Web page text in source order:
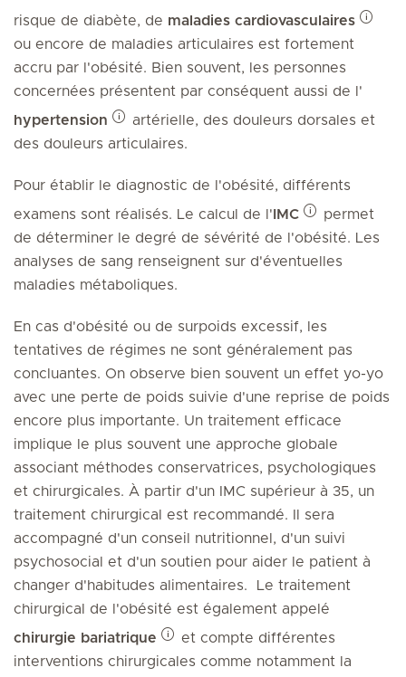
risque de diabète, de maladies cardiovasculaires
ou encore de maladies articulaires est fortement
accru par l'obésité. Bien souvent, les personnes
concernées présentent par conséquent aussi de l'
hypertension
artérielle, des douleurs dorsales et
des douleurs articulaires.
Pour établir le diagnostic de l'obésité, différents
examens sont réalisés. Le calcul de l' IMC
permet
de déterminer le degré de sévérité de l'obésité. Les
analyses de sang renseignent sur d'éventuelles
maladies métaboliques.
En cas d'obésité ou de surpoids excessif, les
tentatives de régimes ne sont généralement pas
concluantes. On observe bien souvent un effet yo-yo
avec une perte de poids suivie d'une reprise de poids
encore plus importante. Un traitement efficace
implique le plus souvent une approche globale
associant méthodes conservatrices, psychologiques
et chirurgicales. À partir d'un IMC supérieur à 35, un
traitement chirurgical est recommandé. Il sera
accompagné d'un conseil nutritionnel, d'un suivi
psychosocial et d'un soutien pour aider le patient à
changer d'habitudes alimentaires. Le traitement
chirurgical de l'obésité est également appelé
chirurgie bariatrique
et compte différentes
interventions chirurgicales comme notamment la